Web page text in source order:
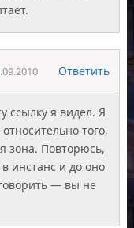
Ответить
ссылку я видел. Я
того,
зона. Повторюсь,
инстанс и до оно
— вы не